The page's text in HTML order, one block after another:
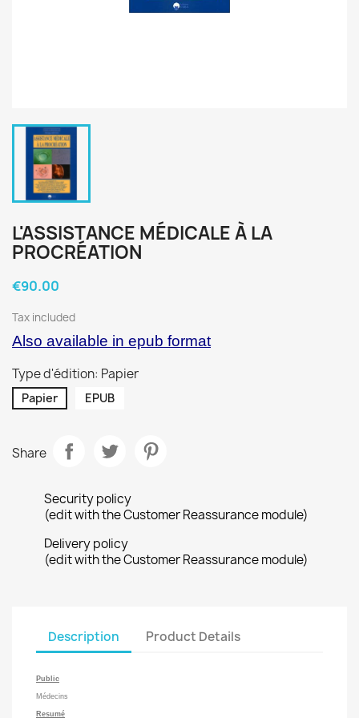
L'ASSISTANCE MÉDICALE À LA
PROCRÉATION
€90.00
Tax included
Also available in epub format
Type d'édition: Papier
Papier EPUB
Share
Security policy
(edit with the Customer Reassurance module)
Delivery policy
(edit with the Customer Reassurance module)
Description Product Details
Public
Médecins
Resumé